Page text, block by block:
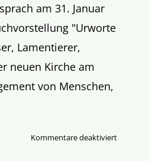
am 31. Januar
"Urworte
Lamentierer,
neuen Kirche am
von Menschen,
Kommentare deaktiviertfür